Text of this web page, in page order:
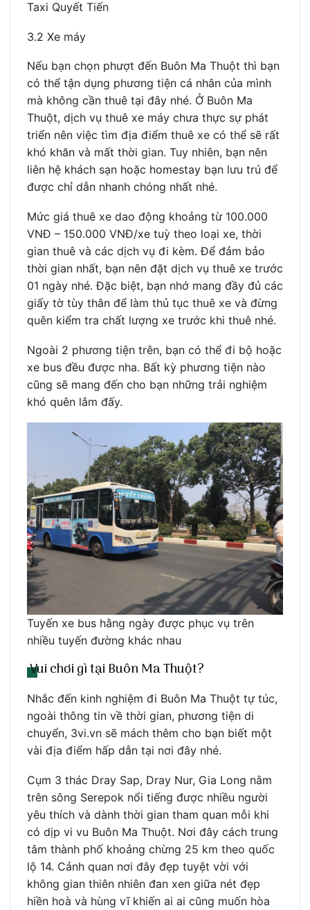
Taxi Quyết Tiến
3.2 Xe máy
Nếu bạn chọn phượt đến Buôn Ma Thuột thì bạn
có thể tận dụng phương tiện cá nhân của mình
mà không cần thuê tại đây nhé. Ở Buôn Ma
Thuột, dịch vụ thuê xe máy chưa thực sự phát
triển nên việc tìm địa điểm thuê xe có thể sẽ rất
khó khăn và mất thời gian. Tuy nhiên, bạn nên
liên hệ khách sạn hoặc homestay bạn lưu trú để
được chỉ dẫn nhanh chóng nhất nhé.
Mức giá thuê xe dao động khoảng từ 100.000
VNĐ – 150.000 VNĐ/xe tuỳ theo loại xe, thời
gian thuê và các dịch vụ đi kèm. Để đảm bảo
thời gian nhất, bạn nên đặt dịch vụ thuê xe trước
01 ngày nhé. Đặc biệt, bạn nhớ mang đầy đủ các
giấy tờ tùy thân để làm thủ tục thuê xe và đừng
quên kiểm tra chất lượng xe trước khi thuê nhé.
Ngoài 2 phương tiện trên, bạn có thể đi bộ hoặc
xe bus đều được nha. Bất kỳ phương tiện nào
cũng sẽ mang đến cho bạn những trải nghiệm
khó quên lắm đấy.
Tuyến xe bus hằng ngày được phục vụ trên
nhiều tuyến đường khác nhau
Vui chơi gì tại Buôn Ma Thuột?
Nhắc đến kinh nghiệm đi Buôn Ma Thuột tự túc,
ngoài thông tin về thời gian, phương tiện di
chuyển, 3vi.vn sẽ mách thêm cho bạn biết một
vài địa điểm hấp dẫn tại nơi đây nhé.
Cụm 3 thác Dray Sap, Dray Nur, Gia Long nằm
trên sông Serepok nổi tiếng được nhiều người
yêu thích và dành thời gian tham quan mỗi khi
có dịp vi vu Buôn Ma Thuột. Nơi đây cách trung
tâm thành phố khoảng chừng 25 km theo quốc
lộ 14. Cảnh quan nơi đây đẹp tuyệt vời với
không gian thiên nhiên đan xen giữa nét đẹp
hiền hoà và hùng vĩ khiến ai ai cũng muốn hòa